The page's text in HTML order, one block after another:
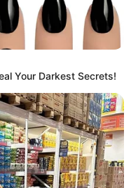
Your Darkest Secrets!